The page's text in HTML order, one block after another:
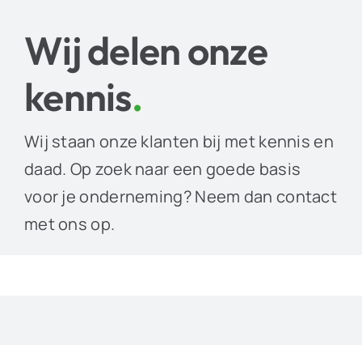
Wij delen onze
kennis.
Wij staan onze klanten bij met kennis en
daad. Op zoek naar een goede basis
voor je onderneming? Neem dan contact
met ons op.